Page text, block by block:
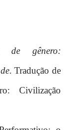
de gênero:
. Tradução de
Civilização